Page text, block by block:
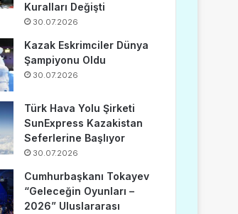
Kuralları Değişti
30.07.2026
Kazak Eskrimciler Dünya
Şampiyonu Oldu
30.07.2026
Türk Hava Yolu Şirketi
SunExpress Kazakistan
Seferlerine Başlıyor
30.07.2026
Cumhurbaşkanı Tokayev
“Geleceğin Oyunları –
2026” Uluslararası